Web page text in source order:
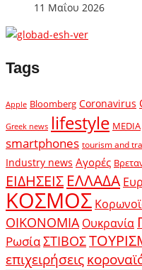
11 Μαΐου 2026
Tags
Apple Bloomberg Coronavirus
Greek news lifestyle MEDIA
smartphones tourism and
Industry news Αγορές
ΕΙΔΗΣΕΙΣ ΕΛΛΑΔΑ
ΚΟΣΜΟΣ
ΟΙΚΟΝΟΜΙΑ Ουκρανία
ΡωσίαΣΤΙΒΟΣ
επιχειρήσεις